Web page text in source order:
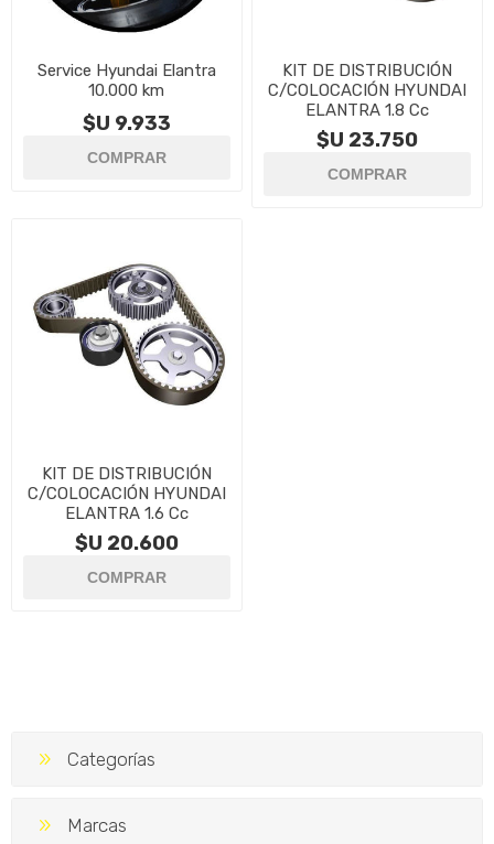
Service Hyundai Elantra
10.000 km
$U 9.933
KIT DE DISTRIBUCIÓN
C/COLOCACIÓN HYUNDAI
ELANTRA 1.8 Cc
$U 23.750
KIT DE DISTRIBUCIÓN
C/COLOCACIÓN HYUNDAI
ELANTRA 1.6 Cc
$U 20.600
Categorías
Marcas